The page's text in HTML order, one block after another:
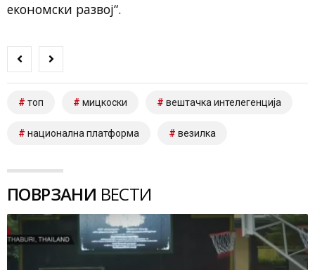
економски развој“.
топ мицкоски вештачка интелегенција
национална платформа везилка
ПОВРЗАНИ ВЕСТИ